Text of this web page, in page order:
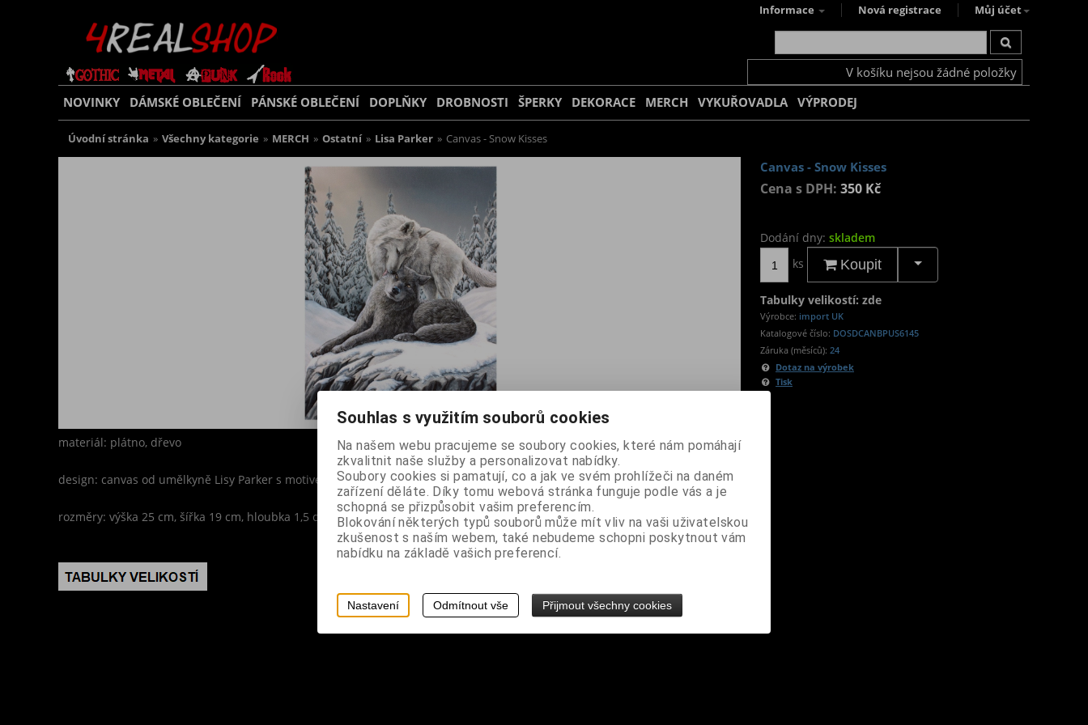
Informace Nová registrace Můj účet
V košíku nejsou žádné položky
NOVINKY DÁMSKÉ OBLEČENÍ PÁNSKÉ OBLEČENÍ DOPLŇKY DROBNOSTI ŠPERKY DEKORACE MERCH VYKUŘOVADLA VÝPRODEJ
Úvodní stránka » Všechny kategorie » MERCH » Ostatní » Lisa Parker » Canvas - Snow Kisses
Canvas - Snow Kisses
Cena s DPH: 350 Kč
Dodání dny: skladem
ks
Koupit
Tabulky velikostí: zde
Výrobce: import UK
Katalogové číslo: DOSDCANBPUS6145
Záruka (měsíců): 24
Dotaz na výrobek
Tisk
materiál: plátno, dřevo
design: canvas od umělkyně Lisy Parker s motivem dvou vlků v zasněžené lesní krajině
rozměry: výška 25 cm, šířka 19 cm, hloubka 1,5 cm
Souhlas s využitím souborů cookies
Na našem webu pracujeme se soubory cookies, které nám pomáhají
zkvalitnit naše služby a personalizovat nabídky.
Soubory cookies si pamatují, co a jak ve svém prohlížeči na daném
zařízení děláte. Díky tomu webová stránka funguje podle vás a je
schopná se přizpůsobit vašim preferencím.
Blokování některých typů souborů může mít vliv na vaši uživatelskou
zkušenost s naším webem, také nebudeme schopni poskytnout vám
nabídku na základě vašich preferencí.
Nastavení Odmítnout vše Přijmout všechny cookies